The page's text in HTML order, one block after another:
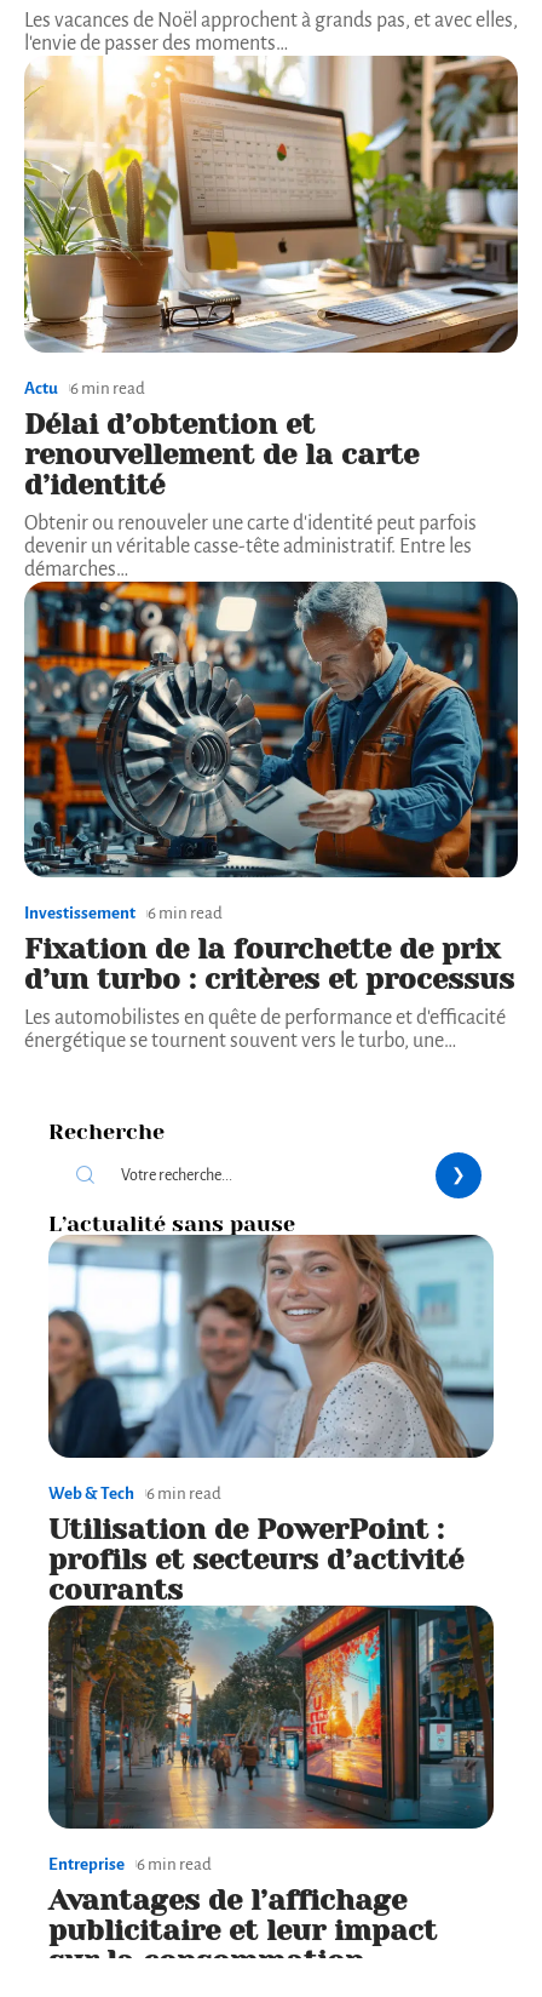
Les vacances de Noël approchent à grands pas, et avec elles,
l'envie de passer des moments…
Actu 6 min read
Délai d’obtention et
renouvellement de la carte
d’identité
Obtenir ou renouveler une carte d'identité peut parfois
devenir un véritable casse-tête administratif. Entre les
démarches…
Investissement 6 min read
Fixation de la fourchette de prix
d’un turbo : critères et processus
Les automobilistes en quête de performance et d'efficacité
énergétique se tournent souvent vers le turbo, une…
Recherche
L’actualité sans pause
Web & Tech 6 min read
Utilisation de PowerPoint :
profils et secteurs d’activité
courants
Entreprise 6 min read
Avantages de l’affichage
publicitaire et leur impact
sur la consommation